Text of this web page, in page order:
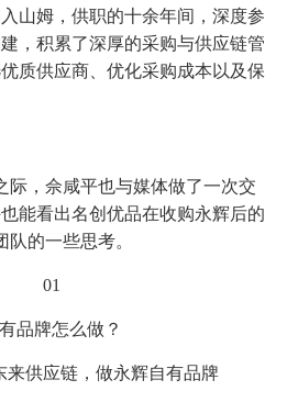
山姆，供职的十余年间，深度参
，积累了深厚的采购与供应链管
质供应商、优化采购成本以及保
际，佘咸平也与媒体做了一次交
能看出名创优品在收购永辉后的
的一些思考。
01
品牌怎么做？
来供应链，做永辉自有品牌